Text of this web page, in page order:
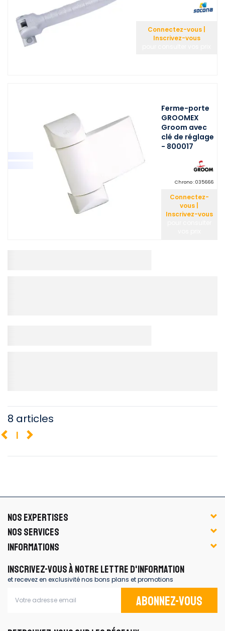
Connectez-vous |
Inscrivez-vous
Ferme-porte
GROOMEX
Groom avec
clé de réglage
- 800017
Chrono : 035666
Connectez-
vous |
Inscrivez-vous
8 articles
1
NOS EXPERTISES
NOS SERVICES
INFORMATIONS
INSCRIVEZ-VOUS À NOTRE LETTRE D'INFORMATION
et recevez en exclusivité nos bons plans et promotions
Abonnez-vous